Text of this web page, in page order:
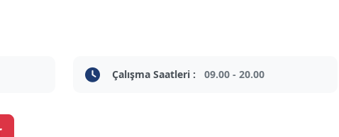
Çalışma Saatleri : 09.00 - 20.00